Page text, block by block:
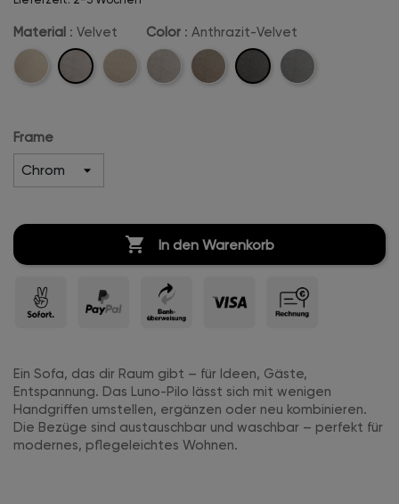
Material : Velvet
Cord Velvet Boucle
Color : Anthrazit-Velvet
Beige-
Camel-Anthrazit-
Velvet
Hellgrau-
Frame
 In den Warenkorb
Ein Sofa, das dir Raum gibt – für Ideen, Gäste,
Entspannung. Das Luno-Pilo lässt sich mit wenigen
Handgriffen umstellen, ergänzen oder neu kombinieren.
Die Bezüge sind austauschbar und waschbar – perfekt für
modernes, pflegeleichtes Wohnen.